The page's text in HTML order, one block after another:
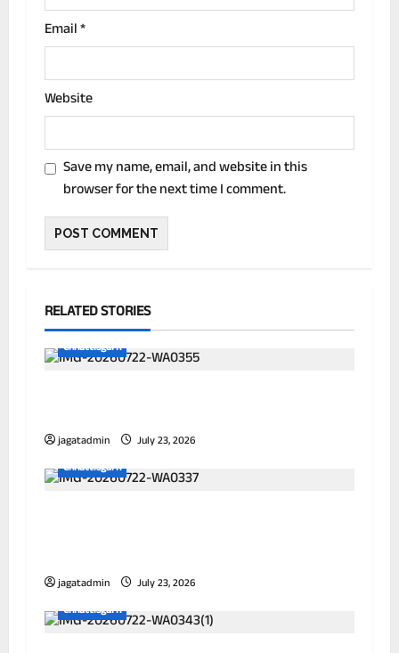
Email*
Website
Save my name, email, and website in this
browser for the next time I comment.
RELATED STORIES
Chhattisgarh
jagatadmin
July 23, 2026
Chhattisgarh
jagatadmin
July 23, 2026
Chhattisgarh